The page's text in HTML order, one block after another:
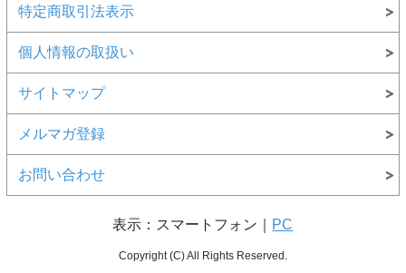
特定商取引法表示
個人情報の取扱い
サイトマップ
メルマガ登録
お問い合わせ
表示：スマートフォン｜ PC
Copyright (C) All Rights Reserved.